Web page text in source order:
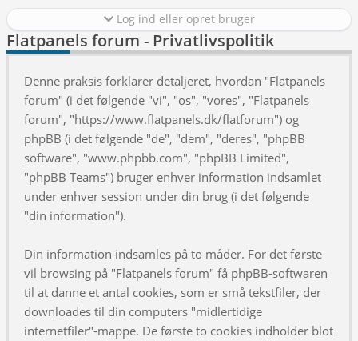
Log ind eller opret bruger
Flatpanels forum - Privatlivspolitik
Denne praksis forklarer detaljeret, hvordan "Flatpanels
forum" (i det følgende "vi", "os", "vores", "Flatpanels
forum", "https://www.flatpanels.dk/flatforum") og
phpBB (i det følgende "de", "dem", "deres", "phpBB
software", "www.phpbb.com", "phpBB Limited",
"phpBB Teams") bruger enhver information indsamlet
under enhver session under din brug (i det følgende
"din information").
Din information indsamles på to måder. For det første
vil browsing på "Flatpanels forum" få phpBB-softwaren
til at danne et antal cookies, som er små tekstfiler, der
downloades til din computers "midlertidige
internetfiler"-mappe. De første to cookies indholder blot